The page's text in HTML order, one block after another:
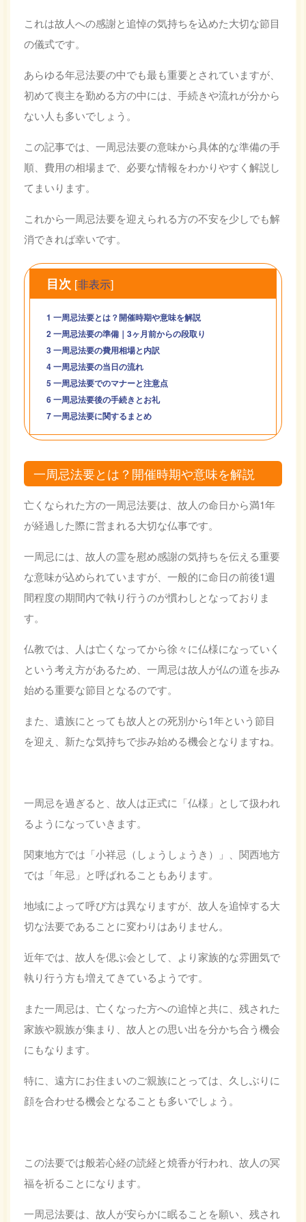
これは故人への感謝と追悼の気持ちを込めた大切な節目
の儀式です。
あらゆる年忌法要の中でも最も重要とされていますが、
初めて喪主を勤める方の中には、手続きや流れが分から
ない人も多いでしょう。
この記事では、一周忌法要の意味から具体的な準備の手
順、費用の相場まで、必要な情報をわかりやすく解説し
てまいります。
これから一周忌法要を迎えられる方の不安を少しでも解
消できれば幸いです。
目次 [非表示]
1 一周忌法要とは？開催時期や意味を解説
2一周忌法要の準備｜3ヶ月前からの段取り
3一周忌法要の費用相場と内訳
4一周忌法要の当日の流れ
5 一周忌法要でのマナーと注意点
6一周忌法要後の手続きとお礼
7一周忌法要に関するまとめ
一周忌法要とは？開催時期や意味を解説
亡くなられた方の一周忌法要は、故人の命日から満1年
が経過した際に営まれる大切な仏事です。
一周忌には、故人の霊を慰め感謝の気持ちを伝える重要
な意味が込められていますが、一般的に命日の前後1週
間程度の期間内で執り行うのが慣わしとなっておりま
す。
仏教では、人は亡くなってから徐々に仏様になっていく
という考え方があるため、一周忌は故人が仏の道を歩み
始める重要な節目となるのです。
また、遺族にとっても故人との死別から1年という節目
を迎え、新たな気持ちで歩み始める機会となりますね。
一周忌を過ぎると、故人は正式に「仏様」として扱われ
るようになっていきます。
関東地方では「小祥忌（しょうしょうき）」、関西地方
では「年忌」と呼ばれることもあります。
地域によって呼び方は異なりますが、故人を追悼する大
切な法要であることに変わりはありません。
近年では、故人を偲ぶ会として、より家族的な雰囲気で
執り行う方も増えてきているようです。
また一周忌は、亡くなった方への追悼と共に、残された
家族や親族が集まり、故人との思い出を分かち合う機会
にもなります。
特に、遠方にお住まいのご親族にとっては、久しぶりに
顔を合わせる機会となることも多いでしょう。
この法要では般若心経の読経と焼香が行われ、故人の冥
福を祈ることになります。
一周忌法要は、故人が安らかに眠ることを願い、残され